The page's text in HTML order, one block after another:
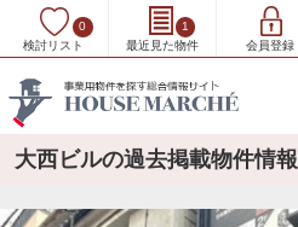
検討リスト
0
最近見た物件
1
会員登録
大西ビルの過去掲載物件情報